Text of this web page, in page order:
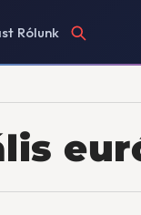
Rólunk